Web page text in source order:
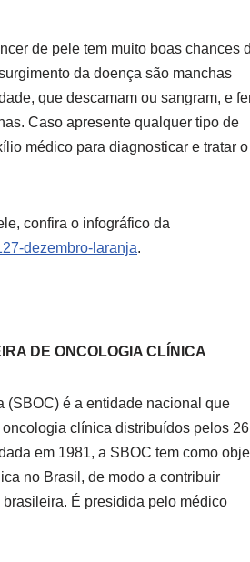
de pele tem muito boas chances
da doença são manchas
que descamam ou sangram, e
Caso apresente qualquer tipo de
médico para diagnosticar e tratar o
confira o infográfico da
dezembro-laranja.
DE ONCOLOGIA CLÍNICA
é a entidade nacional que
clínica distribuídos pelos 26
em 1981, a SBOC tem como
no Brasil, de modo a contribuir
É presidida pelo médico